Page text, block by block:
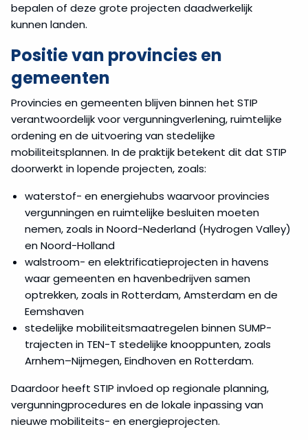
bepalen of deze grote projecten daadwerkelijk
kunnen landen.
Positie van provincies en
gemeenten
Provincies en gemeenten blijven binnen het STIP
verantwoordelijk voor vergunningverlening, ruimtelijke
ordening en de uitvoering van stedelijke
mobiliteitsplannen. In de praktijk betekent dit dat STIP
doorwerkt in lopende projecten, zoals:
waterstof- en energiehubs waarvoor provincies
vergunningen en ruimtelijke besluiten moeten
nemen, zoals in Noord-Nederland (Hydrogen Valley)
en Noord-Holland
walstroom- en elektrificatieprojecten in havens
waar gemeenten en havenbedrijven samen
optrekken, zoals in Rotterdam, Amsterdam en de
Eemshaven
stedelijke mobiliteitsmaatregelen binnen SUMP-
trajecten in TEN-T stedelijke knooppunten, zoals
Arnhem–Nijmegen, Eindhoven en Rotterdam.
Daardoor heeft STIP invloed op regionale planning,
vergunningprocedures en de lokale inpassing van
nieuwe mobiliteits- en energieprojecten.